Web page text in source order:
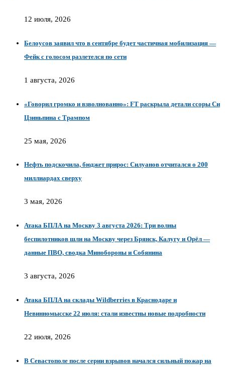
12 июля, 2026
Белоусов заявил что в сентябре будет частичная мобилизация —
Фейк с голосом разлетелся по сети
1 августа, 2026
«Говорил громко и взволнованно»: FT раскрыла детали ссоры Си
Цзиньпина с Трампом
25 мая, 2026
Нефть подскочила, бюджет прирос: Силуанов отчитался о 200
миллиардах сверху
3 мая, 2026
Атака БПЛА на Москву 3 августа 2026: Три волны
беспилотников шли на Москву через Брянск, Калугу и Орёл —
данные ПВО, сводка Минобороны и Собянина
3 августа, 2026
Атака БПЛА на склады Wildberries в Краснодаре и
Невинномысске 22 июля: стали известны новые подробности
22 июля, 2026
В Севастополе после серии взрывов начался сильный пожар на